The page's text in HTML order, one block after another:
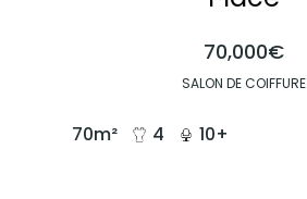
70,000€
SALON DE COIFFURE
70m² 4 10+